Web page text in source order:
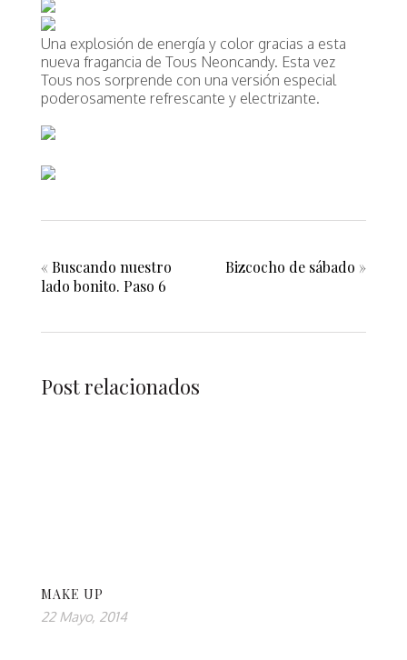
Una explosión de energía y color gracias a esta
nueva fragancia de Tous Neoncandy. Esta vez
Tous nos sorprende con una versión especial
poderosamente refrescante y electrizante.
« Buscando nuestro
lado bonito. Paso 6
Bizcocho de sábado »
Post relacionados
MAKE UP
22 Mayo, 2014